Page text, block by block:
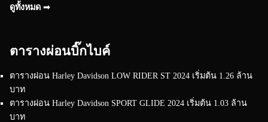
ดูทั้งหมด ➟
ตารางผ่อนบิ๊กไบค์
ตารางผ่อน Harley Davidson LOW RIDER ST 2024 เริ่มต้น 1.26 ล้าน
บาท
ตารางผ่อน Harley Davidson SPORT GLIDE 2024 เริ่มต้น 1.03 ล้าน
บาท